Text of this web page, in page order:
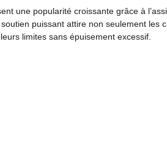
une popularité croissante grâce à
puissant attire non seulement les
limites sans épuisement excessif.